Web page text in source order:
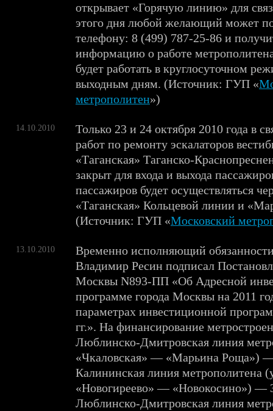
открывает «Горячую линию» для
этого дня любой желающий может
телефону: 8 (499) 787-25-86 и
информацию о работе
будет работать в круглосуточном
выходным дням. (Источник: ГУП «
метрополитен»)
14.10.2010
Только 23 и 24 октября 2010 года в
работ по ремонту эскалаторов
«Таганская» Таганско-
закрыт для входа и выхода
пассажиров будет осуществляться
«Таганская» Кольцевой линии и
(Источник: ГУП «Московский
13.10.2010
Временно исполняющий
Владимир Ресин подписал
Москвы N893-ПП «Об Адресной
программе города Москвы на 2011
параметрах инвестиционной
гг.». На финансирование
Люблинско-Дмитровская линия
«Чкаловская» — «Марьина Роща»)
Калининская линия метрополитена
«Новогиреево» — «Новокосино») —
Люблинско-Дмитровская линия